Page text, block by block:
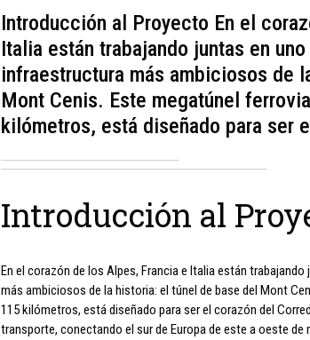
Introducción al Proyecto En el
Italia están trabajando juntas en
infraestructura más ambiciosos de
Mont Cenis. Este megatúnel
kilómetros, está diseñado para ser
Introducción al
En el corazón de los Alpes, Francia e Italia están
más ambiciosos de la historia: el túnel de base del Mont
115 kilómetros, está diseñado para ser el corazón del
transporte, conectando el sur de Europa de este a oeste